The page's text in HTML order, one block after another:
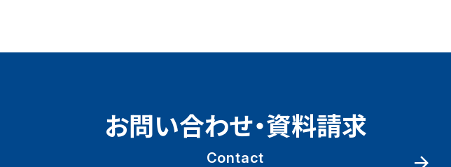
お問い合わせ・資料請求
Contact